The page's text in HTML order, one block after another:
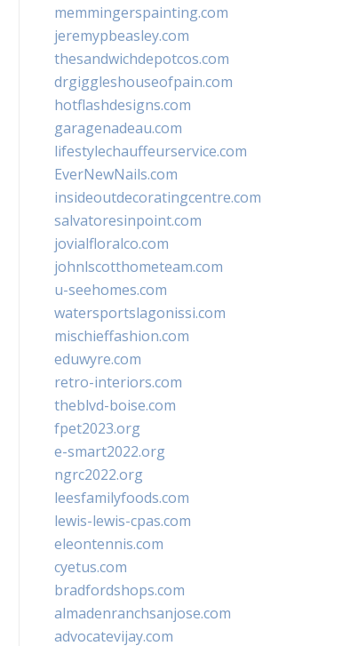
memmingerspainting.com
jeremypbeasley.com
thesandwichdepotcos.com
drgiggleshouseofpain.com
hotflashdesigns.com
garagenadeau.com
lifestylechauffeurservice.com
EverNewNails.com
insideoutdecoratingcentre.com
salvatoresinpoint.com
jovialfloralco.com
johnlscotthometeam.com
u-seehomes.com
watersportslagonissi.com
mischieffashion.com
eduwyre.com
retro-interiors.com
theblvd-boise.com
fpet2023.org
e-smart2022.org
ngrc2022.org
leesfamilyfoods.com
lewis-lewis-cpas.com
eleontennis.com
cyetus.com
bradfordshops.com
almadenranchsanjose.com
advocatevijay.com